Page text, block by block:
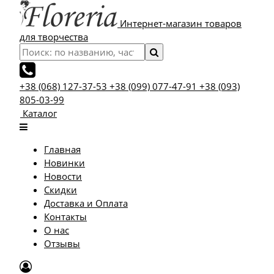
Интернет-магазин товаров
для творчества
+38 (068) 127-37-53 +38 (099) 077-47-91 +38 (093)
805-03-99
Каталог
Главная
Новинки
Новости
Скидки
Доставка и Оплата
Контакты
О нас
Отзывы